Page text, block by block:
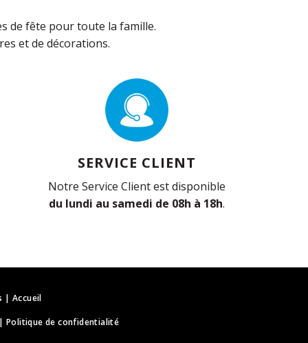
de fête pour toute la famille.
et de décorations.
SERVICE CLIENT
Notre Service Client est disponible
du lundi au samedi de 08h à 18h.
|Accueil
Politique de confidentialité